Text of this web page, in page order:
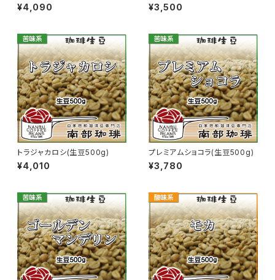
ウェ(生豆500g)
¥4,090 500g)
¥3,500
トラジャカロシ(生豆500g)
¥4,010
プレミアムショコラ(生豆500g)
¥3,780